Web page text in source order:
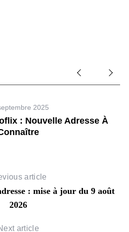
2025
: Nouvelle Adresse À
article
: mise à jour du 9 août
2026
article